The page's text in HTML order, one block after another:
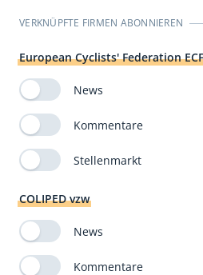
VERKNÜPFTE FIRMEN ABONNIEREN
European Cyclists' Federation
News
Kommentare
Stellenmarkt
COLIPED vzw
News
Kommentare